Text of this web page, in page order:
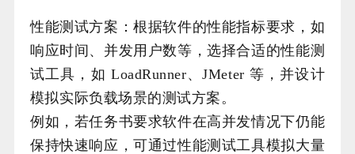
性能测试方案：根据软件的性能指标要求，如
响应时间、并发用户数等，选择合适的性能测
试工具，如 LoadRunner、JMeter 等，并设计
模拟实际负载场景的测试方案。
例如，若任务书要求软件在高并发情况下仍能
保持快速响应，可通过性能测试工具模拟大量